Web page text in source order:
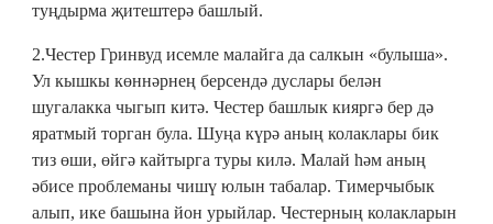
туңдырма җитештерә башлый.
2.Честер Гринвуд исемле малайга да салкын «булыша».
Ул кышкы көннәрнең берсендә дуслары белән
шугалакка чыгып китә. Честер башлык кияргә бер дә
яратмый торган була. Шуңа күрә аның колаклары бик
тиз өши, өйгә кайтырга туры килә. Малай һәм аның
әбисе проблеманы чишү юлын табалар. Тимерчыбык
алып, ике башына йон урыйлар. Честерның колакларын